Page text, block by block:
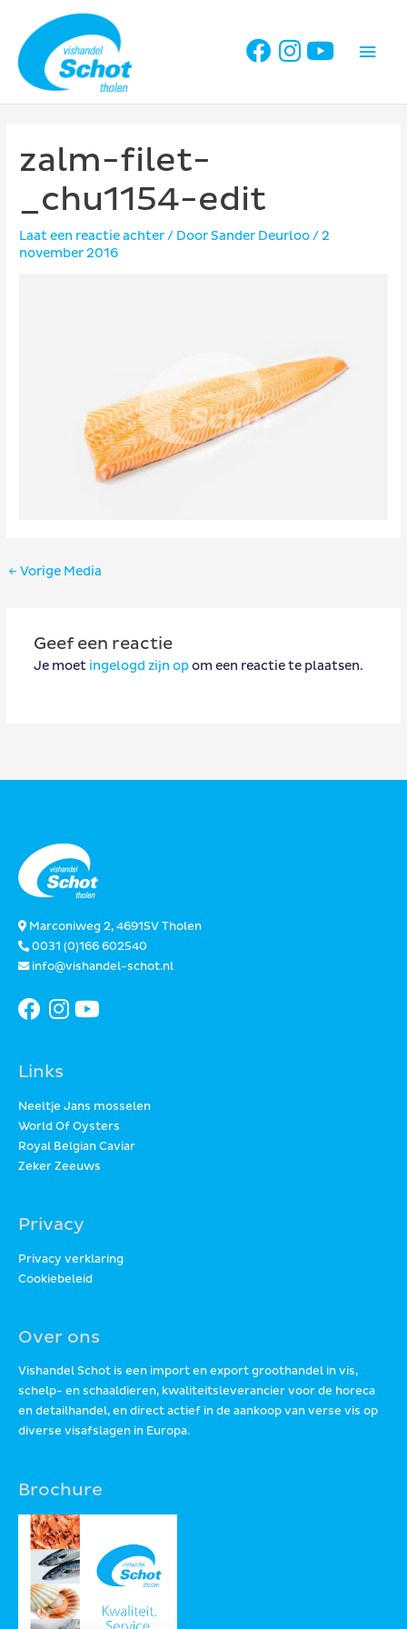
inhoud
zalm-filet-
_chu1154-edit
Laat een reactie achter/ DoorSander Deurloo/ 2
november 2016
Bericht
← Vorige Media
Geef een reactie
Je moet ingelogd zijn opom een reactie te plaatsen.
Marconiweg 2, 4691SV Tholen
0031 (0)166 602540
info@vishandel-schot.nl
Links
Neeltje Jans mosselen
World Of Oysters
Royal Belgian Caviar
Zeker Zeeuws
Privacy
Privacy verklaring
Cookiebeleid
Over ons
Vishandel Schot is een import en export groothandel in vis,
schelp- en schaaldieren, kwaliteitsleverancier voor de horeca
en detailhandel, en direct actief in de aankoop van verse vis op
diverse visafslagen in Europa.
Brochure